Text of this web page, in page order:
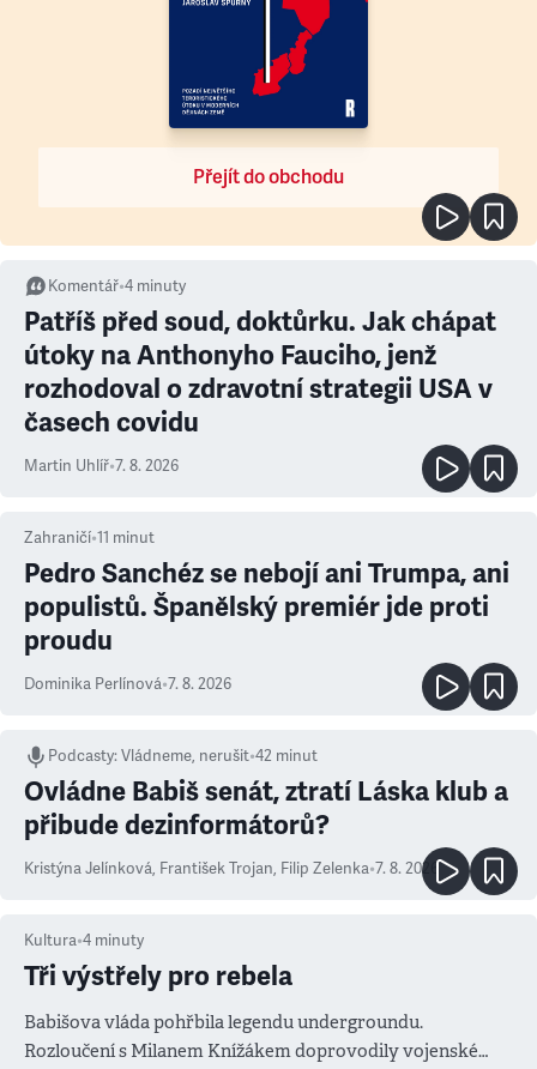
Přejít do obchodu
Komentář•4 minuty
Patříš před soud, doktůrku. Jak chápat
útoky na Anthonyho Fauciho, jenž
rozhodoval o zdravotní strategii USA v
časech covidu
Martin Uhlíř•7. 8. 2026
Zahraničí•11 minut
Pedro Sanchéz se nebojí ani Trumpa, ani
populistů. Španělský premiér jde proti
proudu
Dominika Perlínová•7. 8. 2026
Podcasty:Vládneme, nerušit•42 minut
Ovládne Babiš senát, ztratí Láska klub a
přibude dezinformátorů?
Kristýna Jelínková, František Trojan, Filip Zelenka•7. 8. 2026
Kultura•4 minuty
Tři výstřely pro rebela
Babišova vláda pohřbila legendu undergroundu.
Rozloučení s Milanem Knížákem doprovodily vojenské